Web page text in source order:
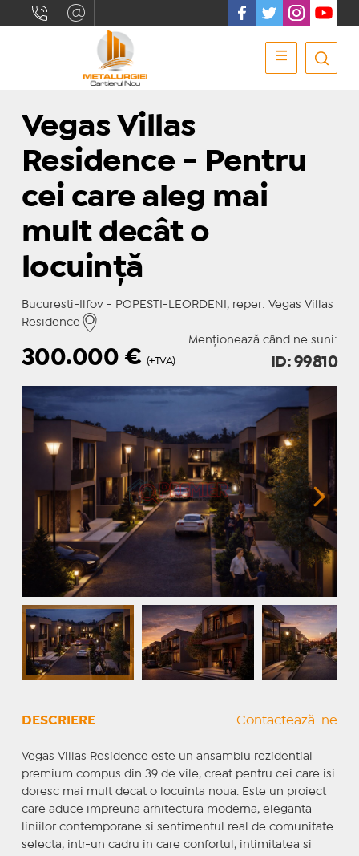
Vegas Villas
Residence - Pentru
cei care aleg mai
mult decât o
locuință
Bucuresti-Ilfov - POPESTI-LEORDENI, reper: Vegas Villas
Residence
Menționează când ne suni:
300.000 € (+TVA) ID: 99810
DESCRIERE Contactează-ne
Vegas Villas Residence este un ansamblu rezidential
premium compus din 39 de vile, creat pentru cei care isi
doresc mai mult decat o locuinta noua. Este un proiect
care aduce impreuna arhitectura moderna, eleganta
liniilor contemporane si sentimentul real de comunitate
selecta, intr-un cadru in care confortul, intimitatea si